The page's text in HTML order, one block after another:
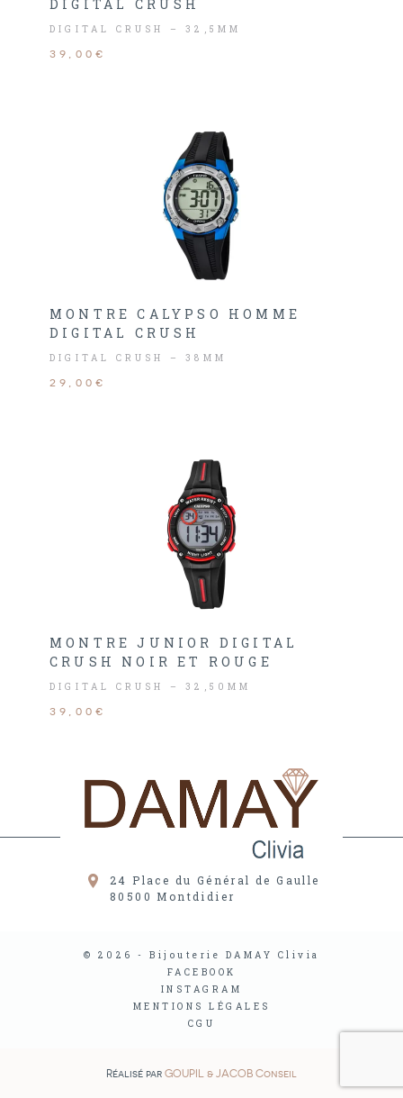
DIGITAL CRUSH
DIGITAL CRUSH – 32,5MM
39,00€
MONTRE CALYPSO HOMME
DIGITAL CRUSH
DIGITAL CRUSH – 38MM
29,00€
MONTRE JUNIOR DIGITAL
CRUSH NOIR ET ROUGE
DIGITAL CRUSH – 32,50MM
39,00€
24 Place du Général de Gaulle
80500 Montdidier
© 2026 - Bijouterie DAMAY Clivia
FACEBOOK
INSTAGRAM
MENTIONS LÉGALES
CGU
Réalisé par GOUPIL & JACOB Conseil